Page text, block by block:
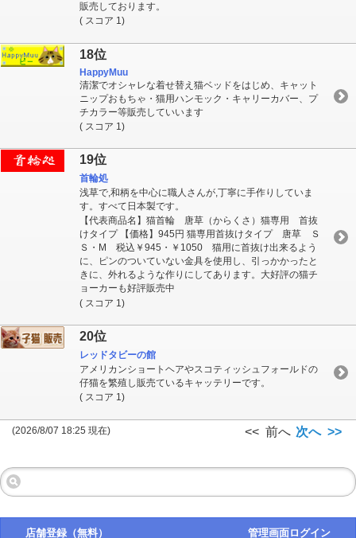
販売しております。
( スコア 1)
18位
HappyMuu
清潔でオシャレな着せ替え猫ベッドをはじめ、キャット
ニップおもちゃ・猫用ハンモック・キャリーカバー、プ
チカラー等販売していいます
( スコア 1)
19位
首輪処
浅草で,和柄を中心に職人さんが,丁寧に手作りしていま
す。すべて日本製です。
【代表商品名】猫首輪 唐草（からくさ）猫専用 首抜
けタイプ 【価格】945円 猫専用首抜けタイプ 唐草 Ｓ
Ｓ・M 税込￥945・￥1050 猫用に首抜け出来るよう
に、ピンのついていない金具を使用し、引っかかったと
きに、外れるような作りにしてあります。大好評の猫チ
ョーカーも好評販売中
( スコア 1)
20位
レッドタビーの館
アメリカンショートヘアやスコティッシュフォールドの
仔猫を繁殖し販売ているキャッテリーです。
( スコア 1)
(2026/8/07 18:25 現在) << 前へ 次へ >>
店舗登録（無料） 管理画面ログイン